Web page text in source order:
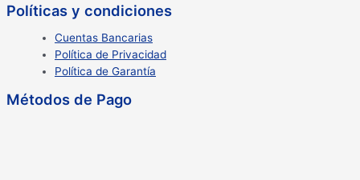
Políticas y condiciones
Cuentas Bancarias
Política de Privacidad
Política de Garantía
Métodos de Pago